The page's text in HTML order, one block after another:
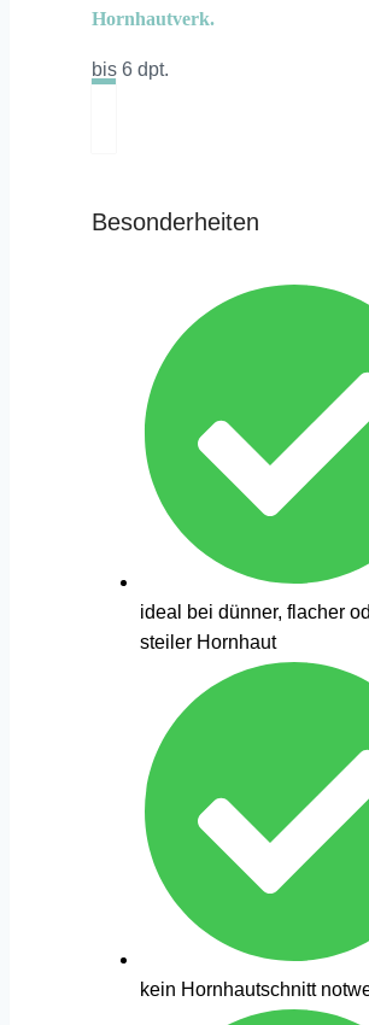
Hornhautverk.
bis 6 dpt.
Besonderheiten
ideal bei dünner, flacher
steiler Hornhaut
kein Hornhautschnitt